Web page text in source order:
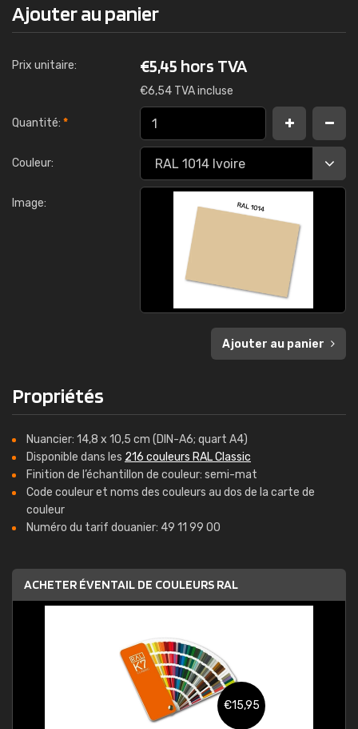
Ajouter au panier
Prix unitaire: €5,45 hors TVA
€6,54 TVA incluse
Quantité: *
Couleur:
Image:
Ajouter au panier
Propriétés
Nuancier: 14,8 x 10,5 cm (DIN-A6; quart A4)
Disponible dans les 216 couleurs RAL Classic
Finition de l’échantillon de couleur: semi-mat
Code couleur et noms des couleurs au dos de la carte de
couleur
Numéro du tarif douanier: 49 11 99 00
ACHETER ÉVENTAIL DE COULEURS RAL
€15,95